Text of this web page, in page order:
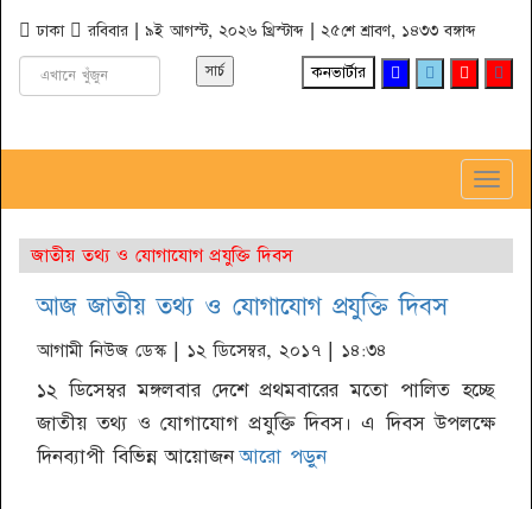
ঢাকা
রবিবার | ৯ই আগস্ট, ২০২৬ খ্রিস্টাব্দ | ২৫শে শ্রাবণ, ১৪৩৩ বঙ্গাব্দ
কনভার্টার
জাতীয় তথ্য ও যোগাযোগ প্রযুক্তি দিবস
আজ জাতীয় তথ্য ও যোগাযোগ প্রযুক্তি দিবস
আগামী নিউজ ডেস্ক| ১২ ডিসেম্বর, ২০১৭ | ১৪:৩৪
১২ ডিসেম্বর মঙ্গলবার দেশে প্রথমবারের মতো পালিত হচ্ছে
জাতীয় তথ্য ও যোগাযোগ প্রযুক্তি দিবস। এ দিবস উপলক্ষে
দিনব্যাপী বিভিন্ন আয়োজন আরো পড়ুন